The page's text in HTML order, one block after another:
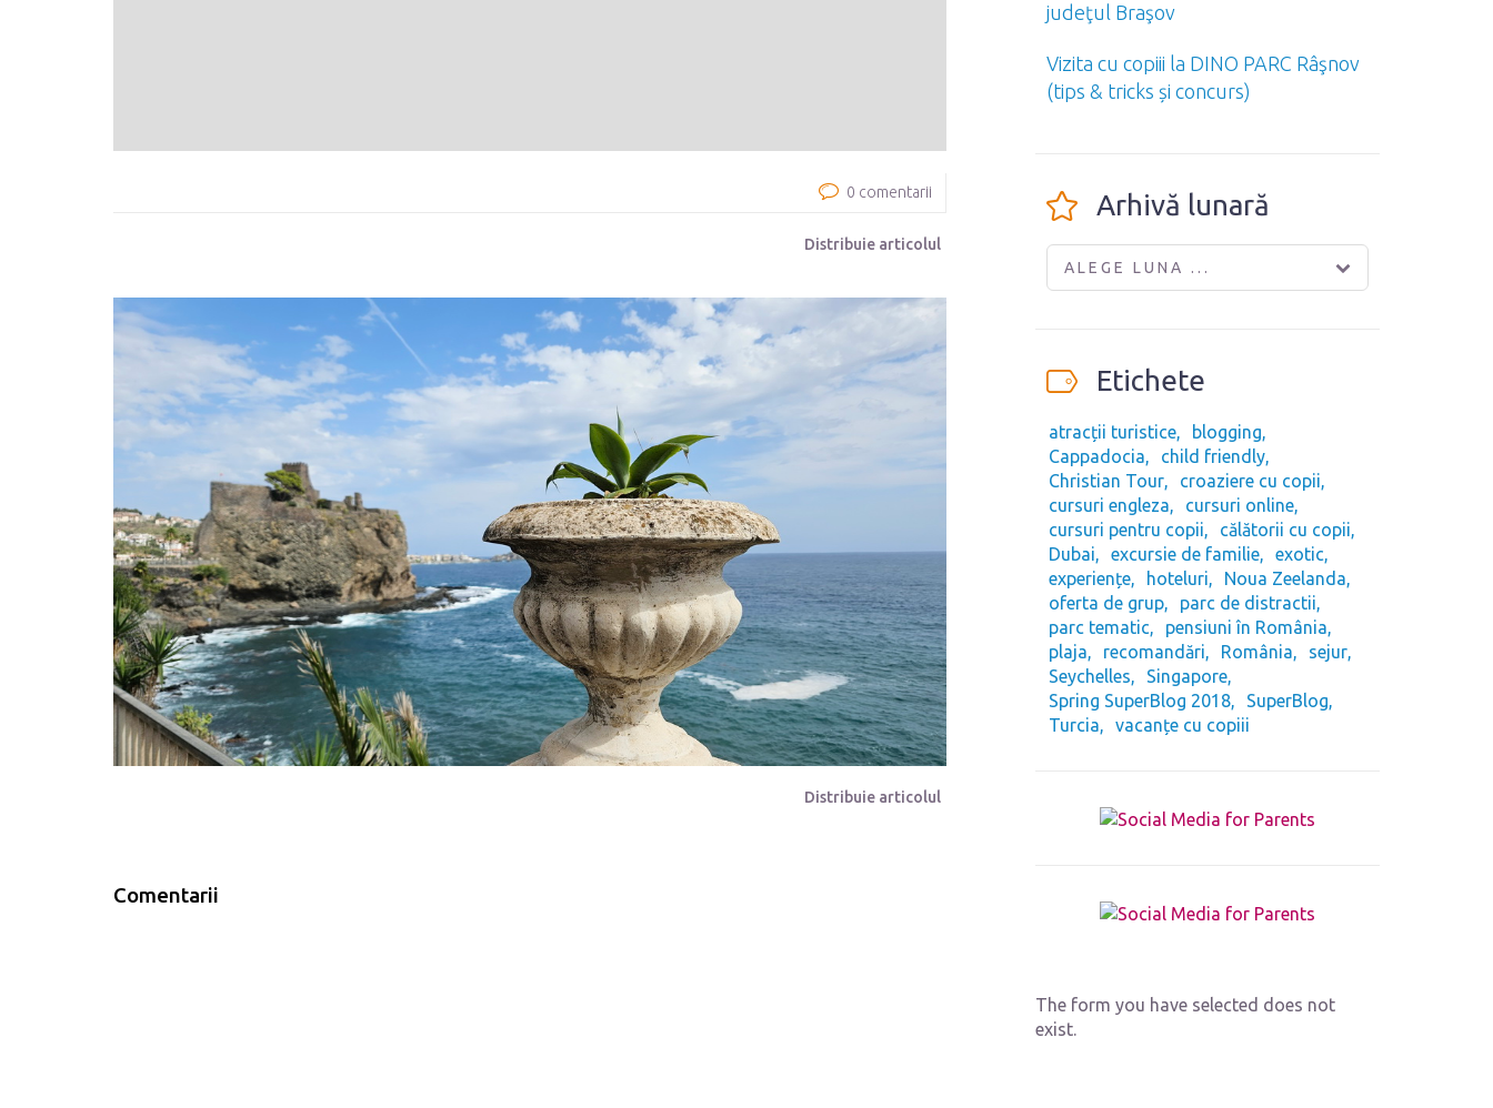
0 comentarii
Distribuie articolul
Distribuie articolul
Comentarii
judeţul Braşov
Vizita cu copiii la DINO PARC Râşnov
(tips & tricks și concurs)
Arhivă lunară
ALEGE LUNA ...
Etichete
atracții turistice
blogging
Cappadocia
child friendly
Christian Tour
croaziere cu copii
cursuri engleza
cursuri online
cursuri pentru copii
călătorii cu copii
Dubai
excursie de familie
exotic
experiențe
hoteluri
Noua Zeelanda
oferta de grup
parc de distractii
parc tematic
pensiuni în România
plaja
recomandări România
sejur
Seychelles
Singapore
Spring SuperBlog 2018
SuperBlog
Turcia
vacanțe cu copiii
The form you have selected does not
exist.